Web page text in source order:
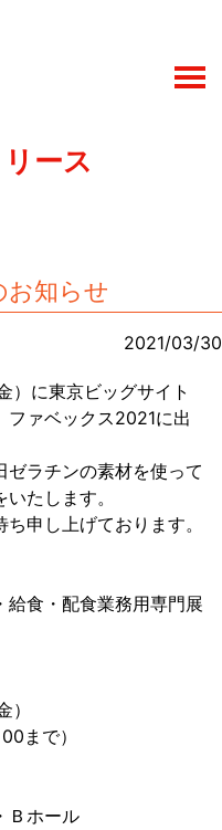
ース
お知らせ
2021/03/30
）に東京ビッグサイト
ファベックス2021に出
ラチンの素材を使って
たします。
申し上げております。
給食・配食業務用専門展
まで）
Ｂホール